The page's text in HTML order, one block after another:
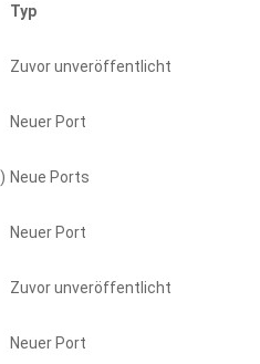
Typ
Zuvor unveröffentlicht
Neuer Port
Neue Ports
Neuer Port
Zuvor unveröffentlicht
Neuer Port